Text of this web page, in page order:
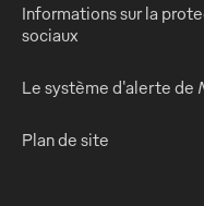
Informations sur la
sociaux
Le système d'alerte de
Plan de site